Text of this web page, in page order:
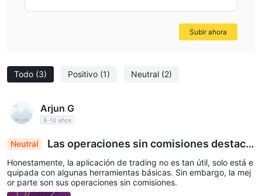
Todo (3) Positivo (1) Neutral (2)
Arjun G
6-10 años
Neutral
Las operaciones sin comisiones destaca
n en la aplicación básica de trading
Honestamente, la aplicación de trading no es tan útil, solo está e
quipada con algunas herramientas básicas. Sin embargo, la mej
or parte son sus operaciones sin comisiones.
Subir ahora